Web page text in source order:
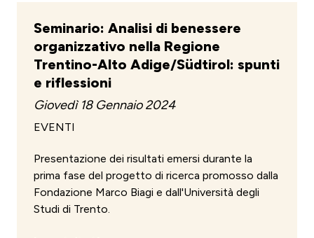
Seminario: Analisi di benessere
organizzativo nella Regione
Trentino-Alto Adige/Südtirol: spunti
e riflessioni
Giovedì 18 Gennaio 2024
EVENTI
Presentazione dei risultati emersi durante la
prima fase del progetto di ricerca promosso dalla
Fondazione Marco Biagi e dall'Università degli
Studi di Trento.